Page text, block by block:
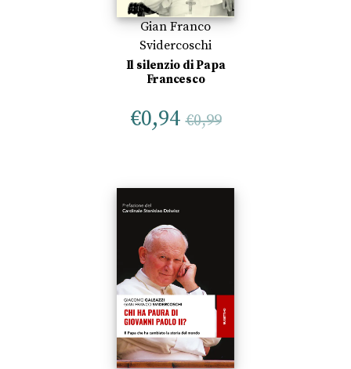
Gian Franco
Svidercoschi
Il silenzio di Papa
Francesco
€0,94 €0,99